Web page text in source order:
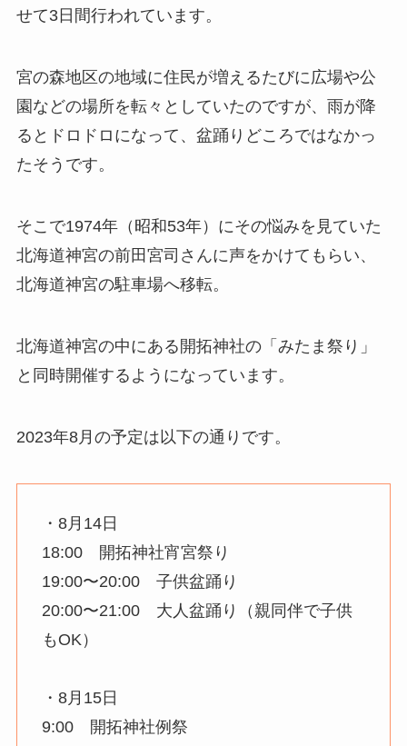
せて3日間行われています。
宮の森地区の地域に住民が増えるたびに広場や公
園などの場所を転々としていたのですが、雨が降
るとドロドロになって、盆踊りどころではなかっ
たそうです。
そこで1974年（昭和53年）にその悩みを見ていた
北海道神宮の前田宮司さんに声をかけてもらい、
北海道神宮の駐車場へ移転。
北海道神宮の中にある開拓神社の「みたま祭り」
と同時開催するようになっています。
2023年8月の予定は以下の通りです。
・8月14日
18:00 開拓神社宵宮祭り
19:00〜20:00 子供盆踊り
20:00〜21:00 大人盆踊り（親同伴で子供
もOK）
・8月15日
9:00 開拓神社例祭